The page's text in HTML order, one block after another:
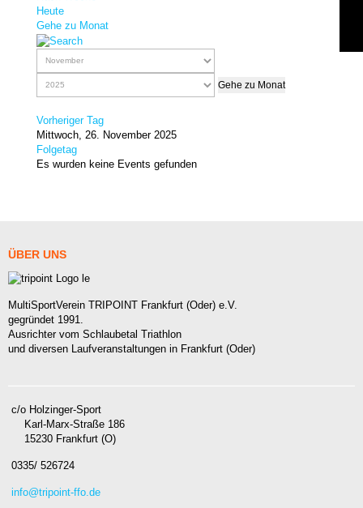
Heute
Gehe zu Monat
Gehe zu Monat
Vorheriger Tag
Mittwoch, 26. November 2025
Folgetag
Es wurden keine Events gefunden
ÜBER UNS
MultiSportVerein TRIPOINT Frankfurt (Oder) e.V.
gegründet 1991.
Ausrichter vom Schlaubetal Triathlon
und diversen Laufveranstaltungen in Frankfurt (Oder)
c/o Holzinger-Sport
Karl-Marx-Straße 186
15230 Frankfurt (O)
0335/ 526724
info@tripoint-ffo.de